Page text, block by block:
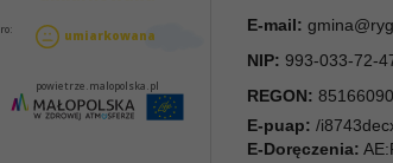
E-mail:
NIP: 993-033-72-
REGON:
E-puap: /
E-Doręczenia: